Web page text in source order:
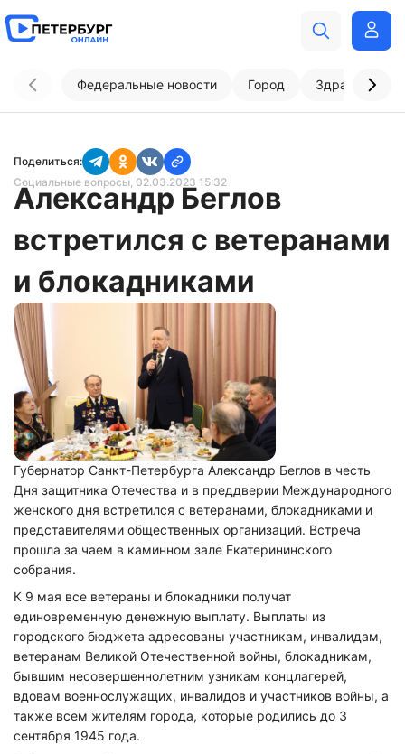
Федеральные новости Город
Поделиться:
Социальные вопросы, 02.03.2023 15:32
Александр Беглов
встретился с ветеранами
и блокадниками
Губернатор Санкт-Петербурга Александр Беглов в честь
Дня защитника Отечества и в преддверии Международного
женского дня встретился с ветеранами, блокадниками и
представителями общественных организаций. Встреча
прошла за чаем в каминном зале Екатерининского
собрания.
К 9 мая все ветераны и блокадники получат
единовременную денежную выплату. Выплаты из
городского бюджета адресованы участникам, инвалидам,
ветеранам Великой Отечественной войны, блокадникам,
бывшим несовершеннолетним узникам концлагерей,
вдовам военнослужащих, инвалидов и участников войны, а
также всем жителям города, которые родились до 3
сентября 1945 года.